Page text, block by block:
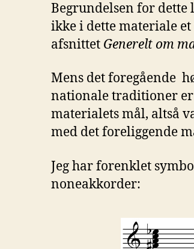
Begrundelsen for dette
ikke i dette materiale
afsnittet Generelt om
Mens det foregående
nationale traditioner
materialets mål, altså
med det foreliggende
Jeg har forenklet
noneakkorder: